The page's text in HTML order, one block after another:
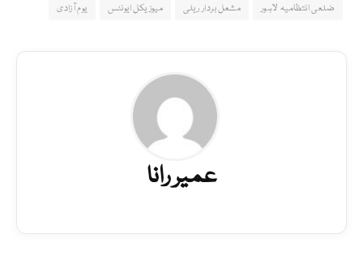
ضلعی انتظامیہ لاہور
مشعل بردار ریلی میوزیکل ایونٹس یوم آزادی
عمیر رانا